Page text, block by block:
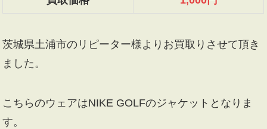
茨城県土浦市のリピーター様よりお買取りさせて頂き
ました。
こちらのウェアはNIKE GOLFのジャケットとなりま
す。